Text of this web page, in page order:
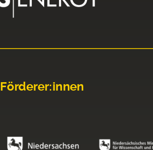
Förderer:innen